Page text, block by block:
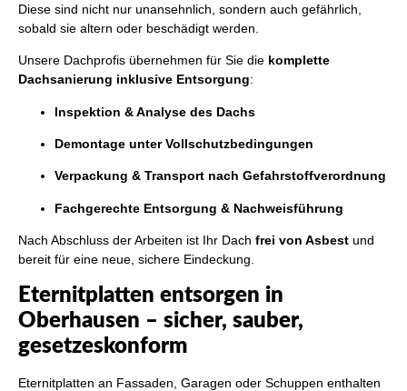
Diese sind nicht nur unansehnlich, sondern auch gefährlich,
sobald sie altern oder beschädigt werden.
Unsere Dachprofis übernehmen für Sie die komplette
Dachsanierung inklusive Entsorgung:
Inspektion & Analyse des Dachs
Demontage unter Vollschutzbedingungen
Verpackung & Transport nach Gefahrstoffverordnung
Fachgerechte Entsorgung & Nachweisführung
Nach Abschluss der Arbeiten ist Ihr Dach frei von Asbest und
bereit für eine neue, sichere Eindeckung.
Eternitplatten entsorgen in
Oberhausen – sicher, sauber,
gesetzeskonform
Eternitplatten an Fassaden, Garagen oder Schuppen enthalten